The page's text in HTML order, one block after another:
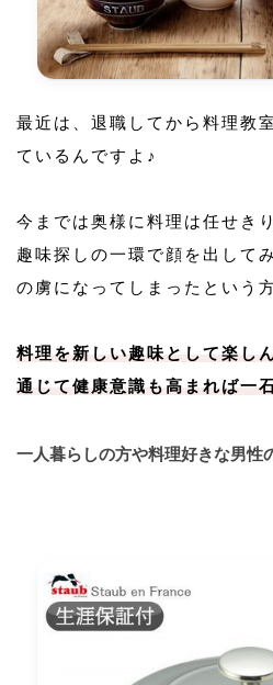
最近は、退職してから料理教
ているんですよ♪
今までは奥様に料理は任せき
趣味探しの一環で顔を出して
の虜になってしまったという
料理を新しい趣味として楽し
通じて健康意識も高まれば一
一人暮らしの方や料理好きな男性